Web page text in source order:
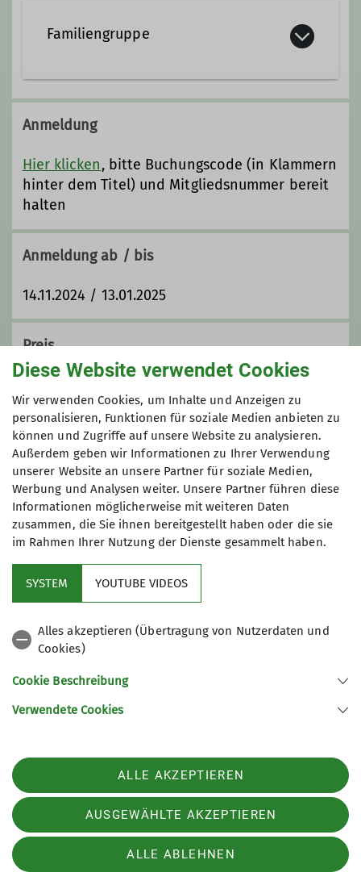
Familiengruppe
Anmeldung
Hier klicken, bitte Buchungscode (in Klammern
hinter dem Titel) und Mitgliedsnummer bereit
halten
Anmeldung ab / bis
14.11.2024 / 13.01.2025
Preis
Sektionen),
Kinder die Hälfte
Maximale Teilnehmeranzahl
15
Aktuelles
Sektion Ludwigshafen am Rhein des Deutschen Alpenvereins e.V.
Bleichstr. 19
67061 Ludwigshafen
Telefon +49621513954
Datenschutz-Einstellungen
Datenschutz
Diese Website verwendet Cookies
Wir verwenden Cookies, um Inhalte und Anzeigen zu
personalisieren, Funktionen für soziale Medien anbieten zu
können und Zugriffe auf unsere Website zu analysieren.
Außerdem geben wir Informationen zu Ihrer Verwendung
unserer Website an unsere Partner für soziale Medien,
Werbung und Analysen weiter. Unsere Partner führen diese
Informationen möglicherweise mit weiteren Daten
zusammen, die Sie ihnen bereitgestellt haben oder die sie
im Rahmen Ihrer Nutzung der Dienste gesammelt haben.
SYSTEM YOUTUBE VIDEOS
Alles akzeptieren (Übertragung von Nutzerdaten und
Cookies)
Cookie Beschreibung
Verwendete Cookies
ALLE AKZEPTIEREN
AUSGEWÄHLTE AKZEPTIEREN
ALLE ABLEHNEN